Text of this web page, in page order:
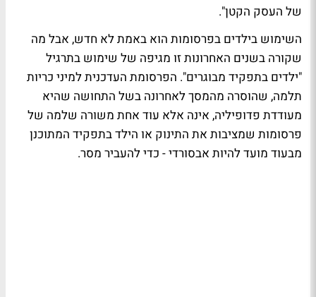
של העסק הקטן".
השימוש בילדים בפרסומות הוא באמת לא חדש, אבל מה
שקורה בשנים האחרונות זו מגיפה של שימוש בתרגיל
"ילדים בתפקיד מבוגרים". הפרסומת העדכנית למיני כריות
תלמה, שהוסרה מהמסך לאחרונה בשל התחושה שהיא
מעודדת פדופיליה, אינה אלא עוד אחת משורה שלמה של
פרסומות שמציבות את התינוק או הילד בתפקיד המתוכנן
מבעוד מועד להיות אבסורדי - כדי להעביר מסר.